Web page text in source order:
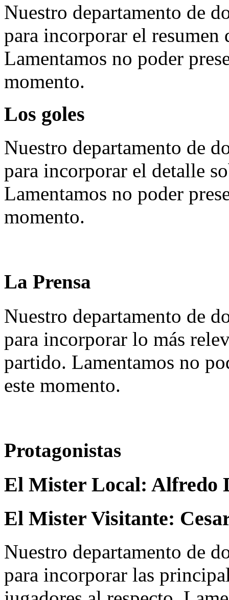
Nuestro departamento de
para incorporar el
Lamentamos no poder
momento.
Los goles
Nuestro departamento de
para incorporar el detalle
Lamentamos no poder
momento.
La Prensa
Nuestro departamento de
para incorporar lo más
partido. Lamentamos no
este momento.
Protagonistas
El Mister Local: Alfredo
El Mister Visitante:
Nuestro departamento de
para incorporar las